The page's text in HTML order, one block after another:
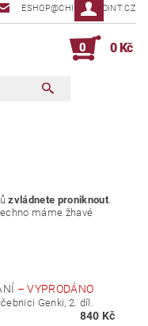
ESHOP@CHINESEPOINT.CZ
0 0 Kč
zvládnete proniknout.
máme žhavé
–VYPRODÁNO
Genki, 2. díl.
840 Kč